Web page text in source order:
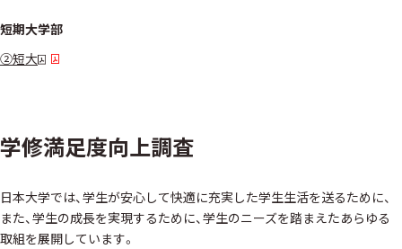
短期大学部
②短大
学修満足度向上調査
日本大学では、学生が安心して快適に充実した学生生活を送るために、
また、学生の成長を実現するために、学生のニーズを踏まえたあらゆる
取組を展開しています。